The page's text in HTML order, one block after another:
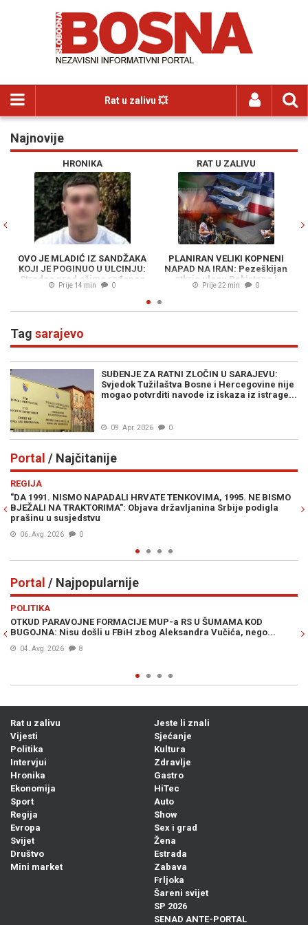
Rat u zalivu 💥
Najnovije
HRONIKA
OVO JE MLADIĆ IZ SANDŽAKA
KOJI JE POGINUO U ULCINJU:
Stradao pred očima rođenog
brata - Osumnjičeni vozio
Prije 14 min 0
RAT U ZALIVU
PLANIRAN VELIKI KOPNENI
NAPAD NA IRAN: Pezeškijan
otkrio ulogu Pakistana i
Avganistana - "Plan neprijatelja
Prije 22 min 0
Tag sarajevo
SUĐENJE ZA RATNI ZLOČIN U SARAJEVU:
Svjedok Tužilaštva Bosne i Hercegovine nije
mogao potvrditi navode iz iskaza iz istrage...
09. Apr. 2026 0
Portal / Najčitanije
REGIJA
"DA 1991. NISMO NAPADALI HRVATE TENKOVIMA, 1995. NE BISMO
BJEŽALI NA TRAKTORIMA": Objava državljanina Srbije podigla
prašinu u susjedstvu
06. Avg. 2026 0
Portal / Najpopularnije
POLITIKA
OTKUD PARAVOJNE FORMACIJE MUP-a RS U ŠUMAMA KOD
BUGOJNA: Nisu došli u FBiH zbog Aleksandra Vučića, nego...
04. Avg. 2026 8
Rat u zalivu
Vijesti
Politika
Intervjui
Hronika
Ekonomija
Sport
Regija
Evropa
Svijet
Društvo
Mini market
Jeste li znali
Sjećanje
Kultura
Zdravlje
Gastro
HiTec
Auto
Show
Sex i grad
Žena
Estrada
Zabava
Frljoka
Šareni svijet
SP 2026
SENAD ANTE-PORTAL